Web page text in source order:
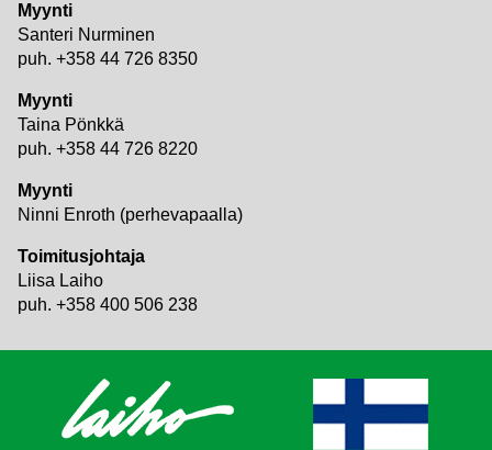
Myynti
Santeri Nurminen
puh. +358 44 726 8350
Myynti
Taina Pönkkä
puh. +358 44 726 8220
Myynti
Ninni Enroth (perhevapaalla)
Toimitusjohtaja
Liisa Laiho
puh. +358 400 506 238